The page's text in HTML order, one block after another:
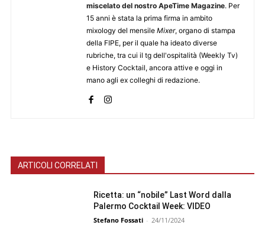
miscelato del nostro ApeTime Magazine. Per
15 anni è stata la prima firma in ambito
mixology del mensile Mixer, organo di stampa
della FIPE, per il quale ha ideato diverse
rubriche, tra cui il tg dell'ospitalità (Weekly Tv)
e History Cocktail, ancora attive e oggi in
mano agli ex colleghi di redazione.
ARTICOLI CORRELATI
Ricetta: un “nobile” Last Word dalla
Palermo Cocktail Week: VIDEO
Stefano Fossati - 24/11/2024